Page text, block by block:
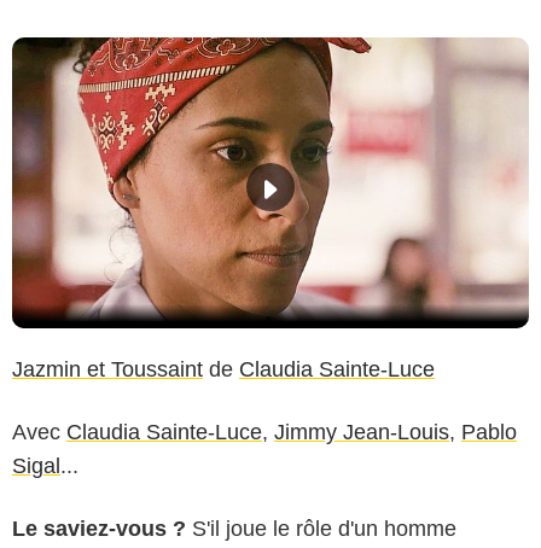
Jazmin et Toussaint de Claudia Sainte-Luce
Avec Claudia Sainte-Luce, Jimmy Jean-Louis, Pablo
Sigal...
Le saviez-vous ? S'il joue le rôle d'un homme